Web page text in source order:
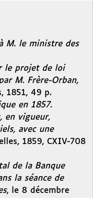
M. le ministre des
le projet de loi
M. Frère-Orban,
1851, 49 p.
en 1857.
en vigueur,
avec une
1859, CXIV-708
de la Banque
la séance de
, le 8 décembre